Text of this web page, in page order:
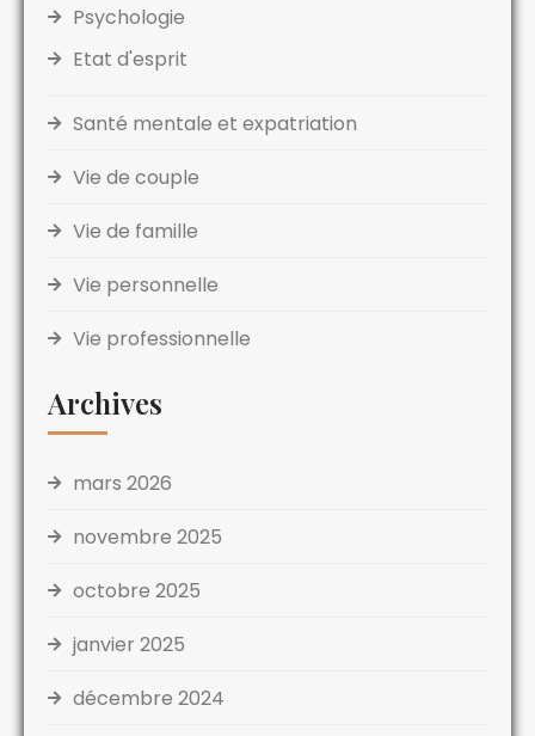
Psychologie
Etat d'esprit
Santé mentale et expatriation
Vie de couple
Vie de famille
Vie personnelle
Vie professionnelle
Archives
mars 2026
novembre 2025
octobre 2025
janvier 2025
décembre 2024